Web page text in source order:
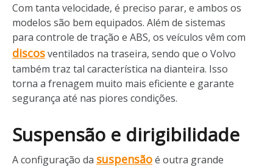
Com tanta velocidade, é preciso parar, e ambos os
modelos são bem equipados. Além de sistemas
para controle de tração e ABS, os veículos vêm com
discosventilados na traseira, sendo que o Volvo
também traz tal característica na dianteira. Isso
torna a frenagem muito mais eficiente e garante
segurança até nas piores condições.
Suspensão e dirigibilidade
A configuração da suspensãoé outra grande